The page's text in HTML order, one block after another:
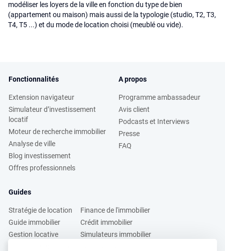
modéliser les loyers de la ville en fonction du type de bien
(appartement ou maison) mais aussi de la typologie (studio, T2, T3,
T4, T5 ...) et du mode de location choisi (meublé ou vide).
Fonctionnalités
Extension navigateur
Simulateur d’investissement
locatif
Moteur de recherche immobilier
Analyse de ville
Blog investissement
Offres professionnels
A propos
Programme ambassadeur
Avis client
Podcasts et Interviews
Presse
FAQ
Guides
Stratégie de location
Guide immobilier
Gestion locative
Finance de l'immobilier
Crédit immobilier
Simulateurs immobilier